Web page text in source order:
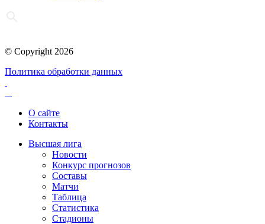
© Copyright 2026
Политика обработки данных
О сайте
Контакты
Высшая лига
Новости
Конкурс прогнозов
Составы
Матчи
Таблица
Статистика
Стадионы